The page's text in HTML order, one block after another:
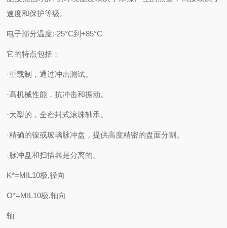
速度和保护等级。
电子部分温度:-25°C到+85°C
它的特点包括：
·重载制，通过冲击测试。
·高机械性能，抗冲击和振动。
·大型的，全密封式滚珠轴承。
·精确的镍或玻璃脉冲盘，提供高度精密的盘面分割。
·脉冲盘和扫描器是分离的。
K*=MIL10极,径向
O*=MIL10极,轴向
轴